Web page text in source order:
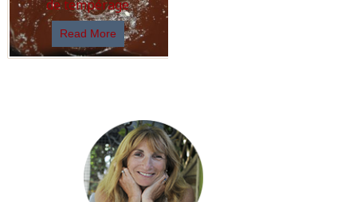
de tempérage
Read More